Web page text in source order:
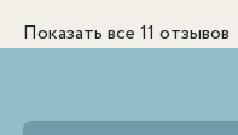
Показать все 11 отзывов